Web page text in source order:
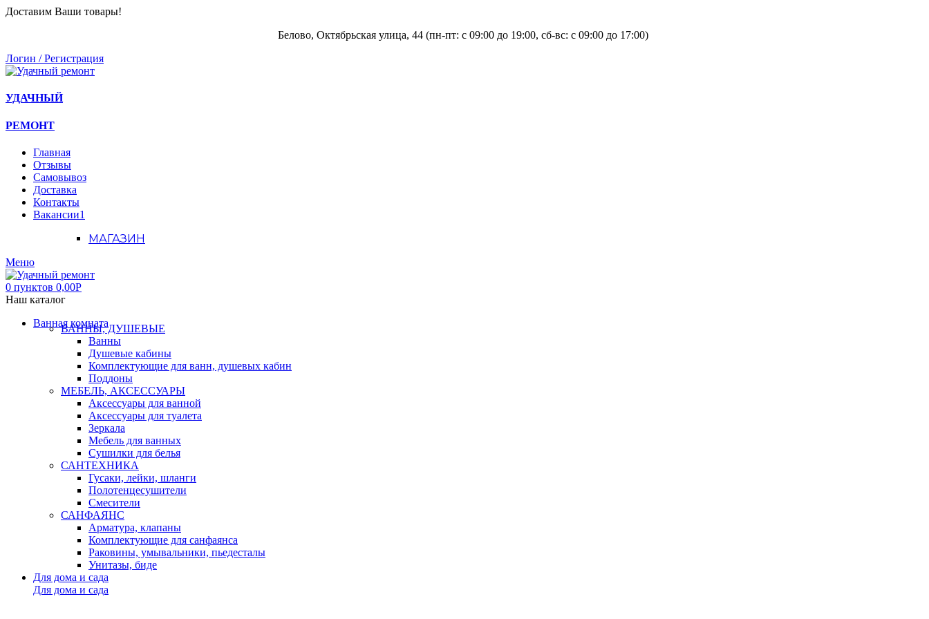
Доставим Ваши товары!
Белово, Октябрьская улица, 44 (пн-пт: с 09:00 до 19:00, сб-вс: с 09:00 до 17:00)
Логин / Регистрация
УДАЧНЫЙ
РЕМОНТ
Главная
Отзывы
Самовывоз
Доставка
Контакты
Вакансии1
МАГАЗИН
Меню
0 пунктов 0,00Р
Наш каталог
Ванная комната
ВАННЫ, ДУШЕВЫЕ
Ванны
Душевые кабины
Комплектующие для ванн, душевых кабин
Поддоны
МЕБЕЛЬ, АКСЕССУАРЫ
Аксессуары для ванной
Аксессуары для туалета
Зеркала
Мебель для ванных
Сушилки для белья
САНТЕХНИКА
Гусаки, лейки, шланги
Полотенцесушители
Смесители
САНФАЯНС
Арматура, клапаны
Комплектующие для санфаянса
Раковины, умывальники, пьедесталы
Унитазы, биде
Для дома и сада
Для дома и сада